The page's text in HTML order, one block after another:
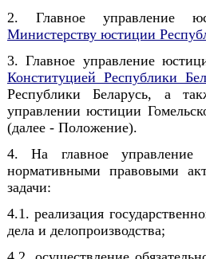
2. Главное управление
Министерству юстиции
3. Главное управление
Конституцией Республики
Республики Беларусь, а
управлении юстиции
(далее - Положение).
4. На главное управление
нормативными правовыми
задачи:
4.1. реализация
дела и делопроизводства;